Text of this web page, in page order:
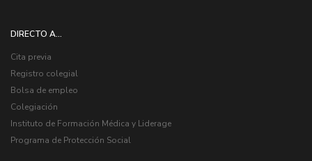
DIRECTO A...
Cita previa
Registro colegial
Bolsa de empleo
Colegiación
Instituto de Formación Médica y Liderage
Programa de Protección Social